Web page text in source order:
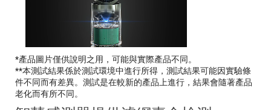
*產品圖片僅供說明之用，可能與實際產品不同。
**本測試結果係於測試環境中進行所得，測試結果可能因實驗條
件不同而有差異。測試是在較新的產品上進行，結果會隨著產品
老化而有所不同。